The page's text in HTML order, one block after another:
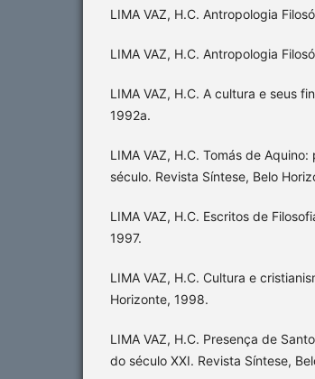
LIMA VAZ, H.C. Antropologia
LIMA VAZ, H.C. Antropologia
LIMA VAZ, H.C. A cultura e seus
1992a.
LIMA VAZ, H.C. Tomás de
século. Revista Síntese, Belo
LIMA VAZ, H.C. Escritos de
1997.
LIMA VAZ, H.C. Cultura e
Horizonte, 1998.
LIMA VAZ, H.C. Presença de
do século XXI. Revista Síntese,